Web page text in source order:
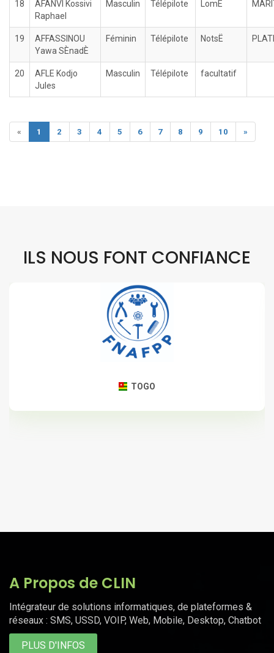
18
AFANVI Kossivi
Raphael
Masculin Télépilote LomÈ
19
AFFASSINOU
Yawa SÈnadÈ
Féminin Télépilote NotsË
20
AFLE Kodjo
Jules
Masculin Télépilote facultatif
« 1 2 3 4 5 6 7 8 9 10 »
ILS NOUS FONT CONFIANCE
TOGO
A Propos de CLIN
Intégrateur de solutions informatiques, de plateformes &
réseaux : SMS, USSD, VOIP, Web, Mobile, Desktop, Chatbot
PLUS D'INFOS